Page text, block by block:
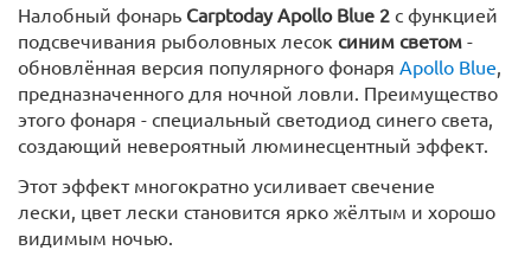
Налобный фонарь Carptoday Apollo Blue 2 с функцией
подсвечивания рыболовных лесок синим светом -
обновлённая версия популярного фонаря Apollo Blue
предназначенного для ночной ловли. Преимущество
этого фонаря - специальный светодиод синего света,
создающий невероятный люминесцентный эффект.
Этот эффект многократно усиливает свечение
лески, цвет лески становится ярко жёлтым и хорошо
видимым ночью.